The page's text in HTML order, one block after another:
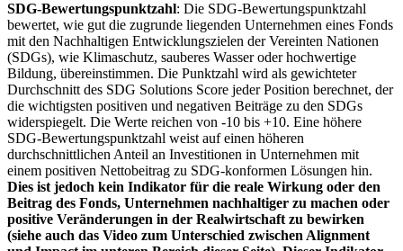
SDG-Bewertungspunktzahl: Die SDG-Bewertungspunktzahl
bewertet, wie gut die zugrunde liegenden Unternehmen eines Fonds
mit den Nachhaltigen Entwicklungszielen der Vereinten Nationen
(SDGs), wie Klimaschutz, sauberes Wasser oder hochwertige
Bildung, übereinstimmen. Die Punktzahl wird als gewichteter
Durchschnitt des SDG Solutions Score jeder Position berechnet, der
die wichtigsten positiven und negativen Beiträge zu den SDGs
widerspiegelt. Die Werte reichen von -10 bis +10. Eine höhere
SDG-Bewertungspunktzahl weist auf einen höheren
durchschnittlichen Anteil an Investitionen in Unternehmen mit
einem positiven Nettobeitrag zu SDG-konformen Lösungen hin.
Dies ist jedoch kein Indikator für die reale Wirkung oder den
Beitrag des Fonds, Unternehmen nachhaltiger zu machen oder
positive Veränderungen in der Realwirtschaft zu bewirken
(siehe auch das Video zum Unterschied zwischen Alignment